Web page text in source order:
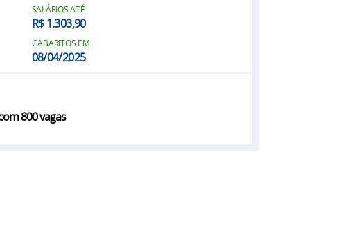
SALÁRIOS ATÉ
R$ 1.303,90
GABARITOS EM
08/04/2025
800 vagas